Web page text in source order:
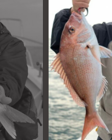
プライバシーポリシー
お問い合わせ
お知らせ